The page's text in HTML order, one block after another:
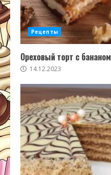
Рецепты
Ореховый торт с бананом
14.12.2023